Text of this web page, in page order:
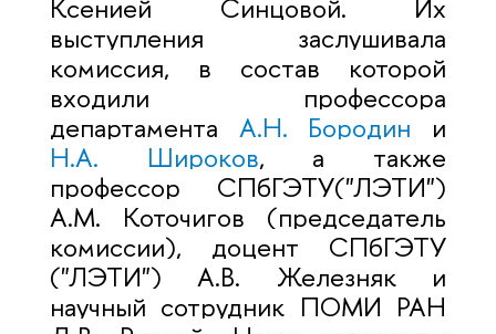
Ксенией Синцовой. Их
выступления заслушивала
комиссия, в состав которой
входили профессора
департамента А.Н. Бородин и
Н.А. Широков, а также
профессор СПбГЭТУ("ЛЭТИ")
А.М. Коточигов (председатель
комиссии), доцент СПбГЭТУ
("ЛЭТИ") А.В. Железняк и
научный сотрудник ПОМИ РАН